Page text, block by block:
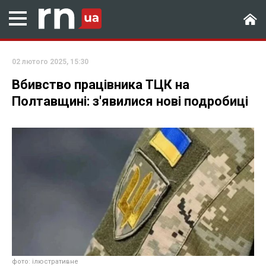
02 лютого 2025, 15:30
Вбивство працівника ТЦК на
Полтавщині: з'явилися нові подробиці
фото: ілюстративне